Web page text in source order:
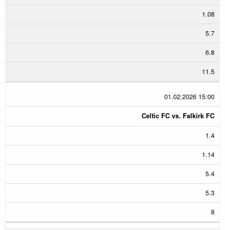
1.08
5.7
6.8
11.5
01.02:2026 15:00
Celtic FC vs. Falkirk FC
1.4
1.14
5.4
5.3
8